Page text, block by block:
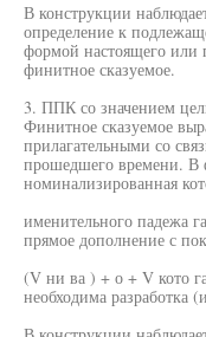
В конструкции
определение к
формой настоящего
финитное сказуемое.
3. ППК со значением
Финитное сказуемое
прилагательными со
прошедшего времени. В
номинализированная
именительного падежа
прямое дополнение с
(V ни ва ) + о + V кото
необходима разработка